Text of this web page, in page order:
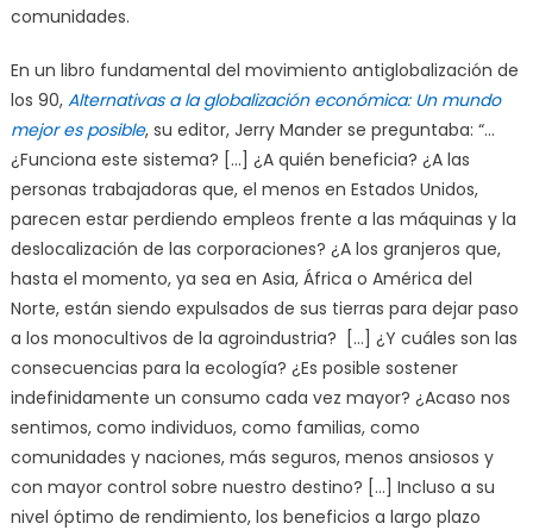
comunidades.
En un libro fundamental del movimiento antiglobalización de
los 90, Alternativas a la globalización económica: Un mundo
mejor es posible, su editor, Jerry Mander se preguntaba: “…
¿Funciona este sistema? […] ¿A quién beneficia? ¿A las
personas trabajadoras que, el menos en Estados Unidos,
parecen estar perdiendo empleos frente a las máquinas y la
deslocalización de las corporaciones? ¿A los granjeros que,
hasta el momento, ya sea en Asia, África o América del
Norte, están siendo expulsados de sus tierras para dejar paso
a los monocultivos de la agroindustria? […] ¿Y cuáles son las
consecuencias para la ecología? ¿Es posible sostener
indefinidamente un consumo cada vez mayor? ¿Acaso nos
sentimos, como individuos, como familias, como
comunidades y naciones, más seguros, menos ansiosos y
con mayor control sobre nuestro destino? […] Incluso a su
nivel óptimo de rendimiento, los beneficios a largo plazo